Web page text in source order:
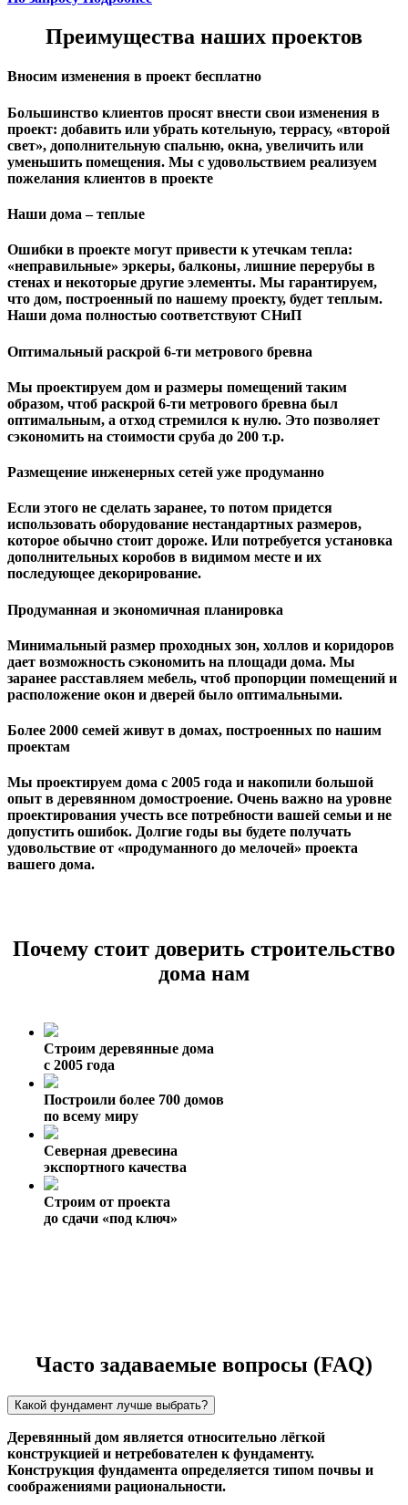
Преимущества наших проектов
Вносим изменения в проект бесплатно
Большинство клиентов просят внести свои изменения в
проект: добавить или убрать котельную, террасу, «второй
свет», дополнительную спальню, окна, увеличить или
уменьшить помещения. Мы с удовольствием реализуем
пожелания клиентов в проекте
Наши дома – теплые
Ошибки в проекте могут привести к утечкам тепла:
«неправильные» эркеры, балконы, лишние перерубы в
стенах и некоторые другие элементы. Мы гарантируем,
чтo дом, построенный по нашему проекту, будет теплым.
Наши дома полностью соответствуют СНиП
Оптимальный раскрой 6-ти метрового бревна
Мы проектируем дом и размеры помещений таким
образом, чтоб раскрой 6-ти метрового бревна был
оптимальным, а отход стремился к нулю. Это позволяет
сэкономить на стоимости сруба до 200 т.р.
Размещение инженерных сетей уже продуманно
Если этого не сделать заранее, то потом придется
использовать оборудование нестандартных размеров,
которое обычно стоит дороже. Или потребуется установка
дополнительных коробов в видимом месте и их
последующее декорирование.
Продуманная и экономичная планировка
Минимальный размер проходных зон, холлов и коридоров
дает возможность сэкономить на площади дома. Мы
заранее расставляем мебель, чтоб пропорции помещений и
расположение окон и дверей было оптимальными.
Более 2000 семей живут в домах, построенных по нашим
проектам
Мы проектируем дома с 2005 года и накопили большой
опыт в деревянном домостроение. Очень важно на уровне
проектирования учесть все потребности вашей семьи и не
допустить ошибок. Долгие годы вы будете получать
удовольствие от «продуманного до мелочей» проекта
вашего дома.
Почему стоит доверить строительство
дома нам
Строим деревянные дома
с 2005 года
Построили более 700 домов
по всему миру
Северная древесина
экспортного качества
Строим от проекта
до сдачи «под ключ»
Часто задаваемые вопросы (FAQ)
Какой фундамент лучше выбрать?
Деревянный дом является относительно лёгкой
конструкцией и нетребователен к фундаменту.
Конструкция фундамента определяется типом почвы и
соображениями рациональности.